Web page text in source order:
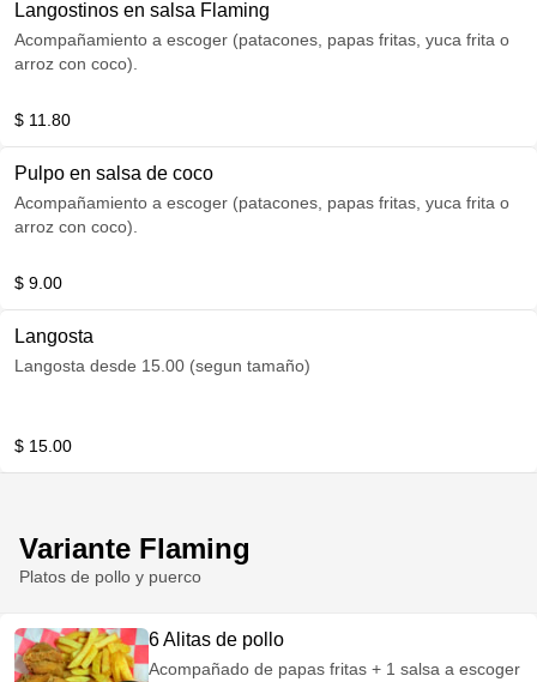
Langostinos en salsa Flaming
Acompañamiento a escoger (patacones, papas fritas, yuca frita o
arroz con coco).
$ 11.80
Pulpo en salsa de coco
Acompañamiento a escoger (patacones, papas fritas, yuca frita o
arroz con coco).
$ 9.00
Langosta
Langosta desde 15.00 (segun tamaño)
$ 15.00
Variante Flaming
Platos de pollo y puerco
6 Alitas de pollo
Acompañado de papas fritas + 1 salsa a escoger